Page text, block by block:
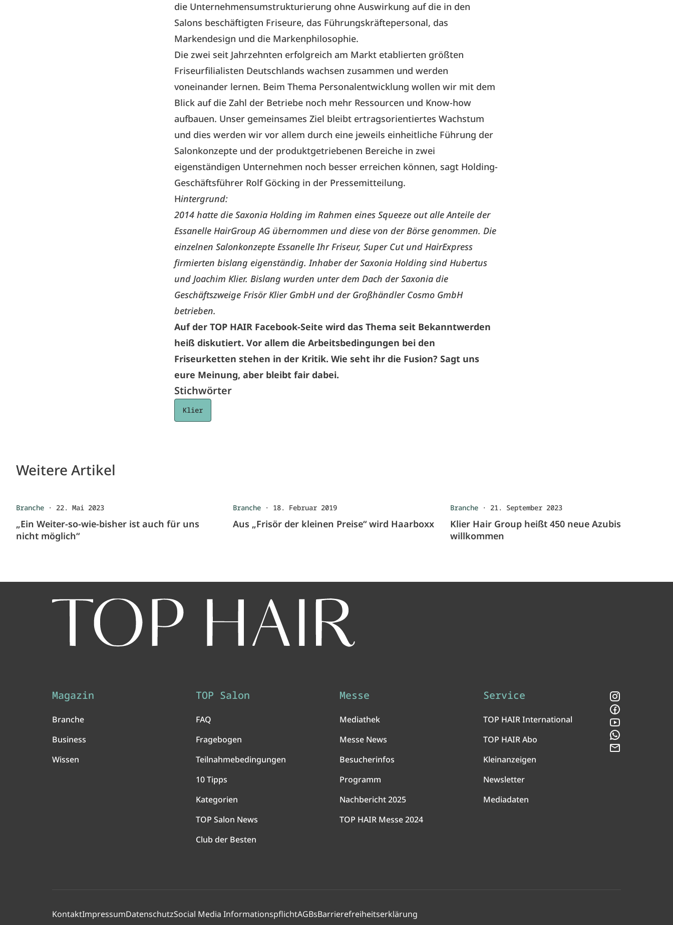
die Unternehmensumstrukturierung ohne Auswirkung auf die in den
Salons beschäftigten Friseure, das Führungskräftepersonal, das
Markendesign und die Markenphilosophie.
Die zwei seit Jahrzehnten erfolgreich am Markt etablierten größten
Friseurfilialisten Deutschlands wachsen zusammen und werden
voneinander lernen. Beim Thema Personalentwicklung wollen wir mit dem
Blick auf die Zahl der Betriebe noch mehr Ressourcen und Know-how
aufbauen. Unser gemeinsames Ziel bleibt ertragsorientiertes Wachstum
und dies werden wir vor allem durch eine jeweils einheitliche Führung der
Salonkonzepte und der produktgetriebenen Bereiche in zwei
eigenständigen Unternehmen noch besser erreichen können, sagt Holding-
Geschäftsführer Rolf Göcking in der Pressemitteilung.
Hintergrund:
2014 hatte die Saxonia Holding im Rahmen eines Squeeze out alle Anteile der
Essanelle HairGroup AG übernommen und diese von der Börse genommen. Die
einzelnen Salonkonzepte Essanelle Ihr Friseur, Super Cut und HairExpress
firmierten bislang eigenständig. Inhaber der Saxonia Holding sind Hubertus
und Joachim Klier. Bislang wurden unter dem Dach der Saxonia die
Geschäftszweige Frisör Klier GmbH und der Großhändler Cosmo GmbH
betrieben.
Auf der TOP HAIR Facebook-Seite wird das Thema seit Bekanntwerden
heiß diskutiert. Vor allem die Arbeitsbedingungen bei den
Friseurketten stehen in der Kritik. Wie seht ihr die Fusion? Sagt uns
eure Meinung, aber bleibt fair dabei.
Stichwörter
Klier
Weitere Artikel
Branche · 22. Mai 2023
„Ein Weiter-so-wie-bisher ist auch für uns
nicht möglich“
Branche · 18. Februar 2019
Aus „Frisör der kleinen Preise“ wird Haarboxx
Branche· 21. September 2023
Klier Hair Group heißt 450 neue Azubis
willkommen
Magazin
Branche
Business
Wissen
TOP Salon
FAQ
Fragebogen
Teilnahmebedingungen
10 Tipps
Kategorien
TOP Salon News
Club der Besten
Messe
Mediathek
Messe News
Besucherinfos
Programm
Nachbericht 2025
TOP HAIR Messe 2024
Service
TOP HAIR International
TOP HAIR Abo
Kleinanzeigen
Newsletter
Mediadaten
KontaktImpressumDatenschutzSocial Media InformationspflichtAGBsBarrierefreiheitserklärung